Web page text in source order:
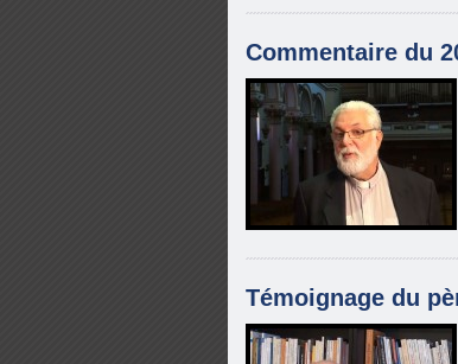
Commentaire du
Témoignage du